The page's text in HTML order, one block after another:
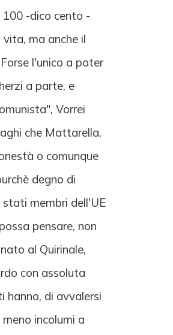
100 -dico cento -
ma anche il
l'unico a poter
a parte, e
Vorrei
che Mattarella,
o comunque
degno di
membri dell'UE
pensare, non
al Quirinale,
con assoluta
hanno, di avvalersi
incolumi a